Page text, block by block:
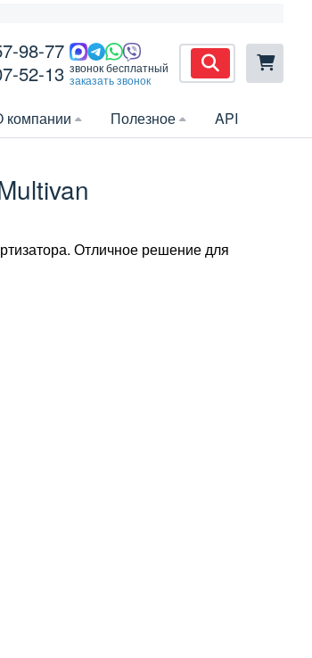
98-77
52-13 звонок бесплатный
заказать звонок
компании Полезное API
Отличное решение для